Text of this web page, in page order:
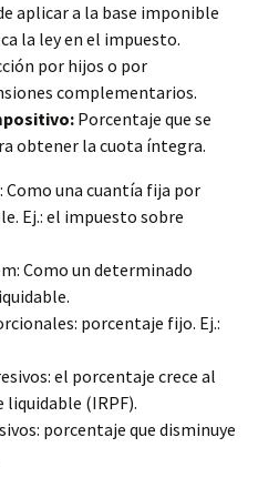
aplicar a la base imponible
la ley en el impuesto.
por hijos o por
complementarios.
Porcentaje que se
obtener la cuota íntegra.
una cuantía fija por
Ej.: el impuesto sobre
Como un determinado
porcentaje fijo. Ej.:
el porcentaje crece al
liquidable (IRPF).
porcentaje que disminuye